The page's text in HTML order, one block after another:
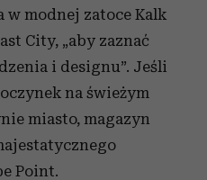
modnej zatoce Kalk
City, „aby zaznać
i designu”. Jeśli
na świeżym
miasto, magazyn
Point.